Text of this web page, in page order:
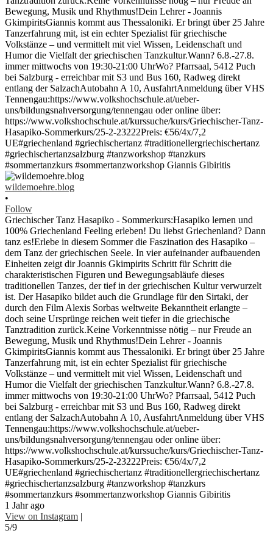
wildemoehre.blog
•
Follow
Griechischer Tanz Hasapiko - Sommerkurs:Hasapiko lernen und
100% Griechenland Feeling erleben! Du liebst Griechenland? Dann
tanz es!Erlebe in diesem Sommer die Faszination des Hasapiko –
dem Tanz der griechischen Seele. In vier aufeinander aufbauenden
Einheiten zeigt dir Joannis Gkimpirits Schritt für Schritt die
charakteristischen Figuren und Bewegungsabläufe dieses
traditionellen Tanzes, der tief in der griechischen Kultur verwurzelt
ist. Der Hasapiko bildet auch die Grundlage für den Sirtaki, der
durch den Film Alexis Sorbas weltweite Bekanntheit erlangte –
doch seine Ursprünge reichen weit tiefer in die griechische
Tanztradition zurück.Keine Vorkenntnisse nötig – nur Freude an
Bewegung, Musik und Rhythmus!Dein Lehrer - Joannis
GkimpiritsGiannis kommt aus Thessaloniki. Er bringt über 25 Jahre
Tanzerfahrung mit, ist ein echter Spezialist für griechische
Volkstänze – und vermittelt mit viel Wissen, Leidenschaft und
Humor die Vielfalt der griechischen Tanzkultur.Wann? 6.8.-27.8.
immer mittwochs von 19:30-21:00 UhrWo? Pfarrsaal, 5412 Puch
bei Salzburg - erreichbar mit S3 und Bus 160, Radweg direkt
entlang der SalzachAutobahn A 10, AusfahrtAnmeldung über VHS
Tennengau:https://www.volkshochschule.at/ueber-
uns/bildungsnahversorgung/tennengau oder online über:
https://www.volkshochschule.at/kurssuche/kurs/Griechischer-Tanz-
Hasapiko-Sommerkurs/25-2-23222Preis: €56/4x/7,2
UE#griechenland #griechischertanz #traditionellergriechischertanz
#griechischertanzsalzburg #tanzworkshop #tanzkurs
#sommertanzkurs #sommertanzworkshop Giannis Gibiritis
1 Jahr ago
View on Instagram |
5/9